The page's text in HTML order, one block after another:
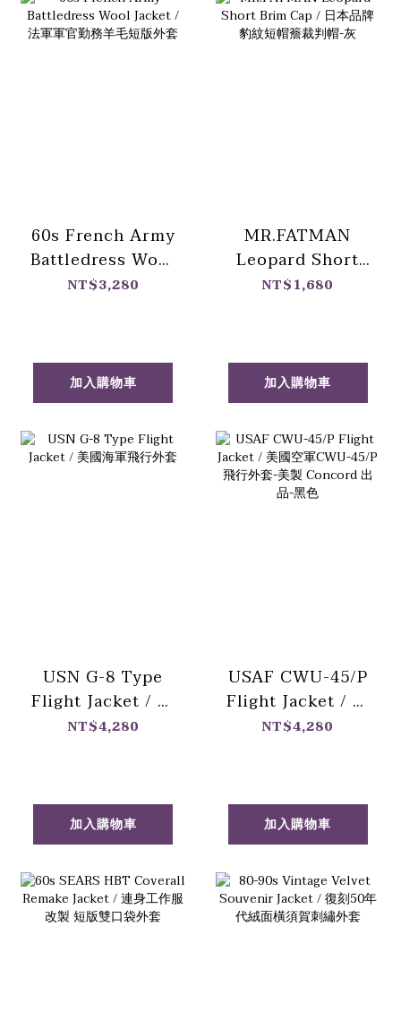
60s French Army
Battledress Wool
Jacket / 法軍軍官
NT$3,280
加入購物車
MR.FATMAN
Leopard Short
Brim Cap / 日本品
NT$1,680
加入購物車
USN G-8 Type
Flight Jacket / 美
國海軍飛行外套
NT$4,280
加入購物車
USAF CWU-45/P
Flight Jacket / 美
國空軍CWU-45/P
色
NT$4,280
加入購物車